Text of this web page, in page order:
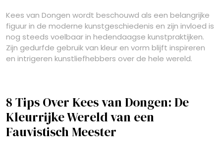
Kees van Dongen wordt beschouwd als een belangrijke
figuur in de moderne kunstgeschiedenis en zijn invloed is
nog steeds voelbaar in hedendaagse kunstpraktijken.
Zijn gedurfde gebruik van kleur en vorm blijft inspireren
en intrigeren kunstliefhebbers over de hele wereld.
8 Tips Over Kees van Dongen: De
Kleurrijke Wereld van een
Fauvistisch Meester